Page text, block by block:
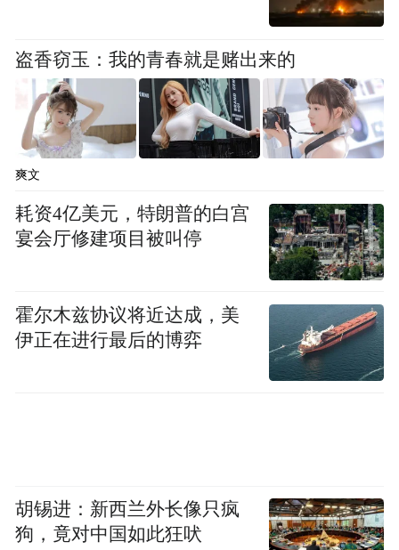
盗香窃玉：我的青春就是赌出来的
爽文
耗资4亿美元，特朗普的白宫
宴会厅修建项目被叫停
霍尔木兹协议将近达成，美
伊正在进行最后的博弈
胡锡进：新西兰外长像只疯
狗，竟对中国如此狂吠